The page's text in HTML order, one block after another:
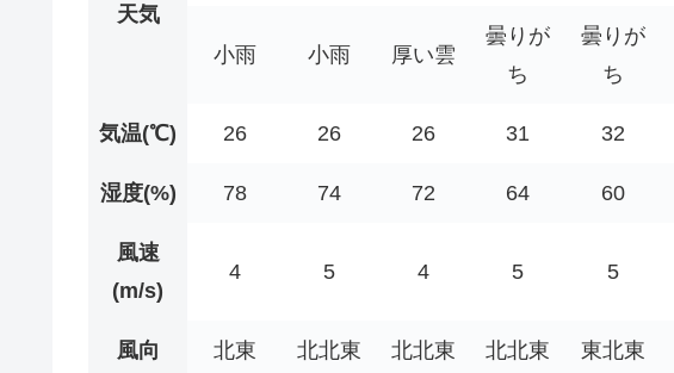
天気
小雨
小雨 厚い雲
曇りが
ち
曇りが
ち
気温(℃) 26 26 26 31 32
湿度(%) 78 74 72 64 60
風速
(m/s)
4 5 4 5 5
風向 北東 北北東 北北東 北北東 東北東